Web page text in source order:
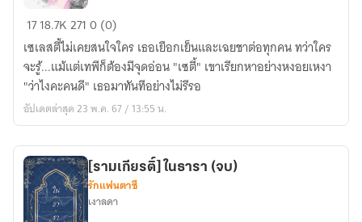
Diabolik
Lovers
My
เทพี
เลี้ยง
ต้อย
(End)
1718.7K2710 (0)
เซเลสตี้ไม่เคยสนใจใคร เธอเยือกเย็นและเฉยชาต่อทุกคน ทว่าใคร
จะรู้...แม้แต่เทพีก็ต้องมีจุดอ่อน "เซตี้" เขาเรียกหาอย่างหงอยเหงา
"ว่าไงคะคนดี" เธอมาทันทีอย่างไม่รีรอ
อัปเดตล่าสุด 23 พ.ค. 67 / 13:55 น.
[รามเกียรติ์] ในธารา (จบ)
รักแฟนตาซี
เงาลดา